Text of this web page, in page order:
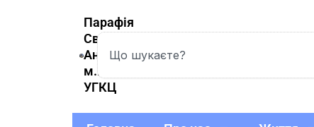
Парафія
Святої
Анни
м.Вишневе
УГКЦ
Search